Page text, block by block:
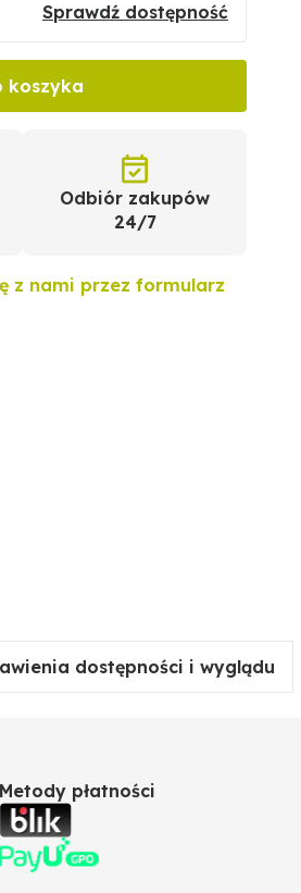
Sprawdź dostępność
koszyka
Odbiór zakupów
24/7
z nami przez formularz
dostępności i wyglądu
Metody płatności